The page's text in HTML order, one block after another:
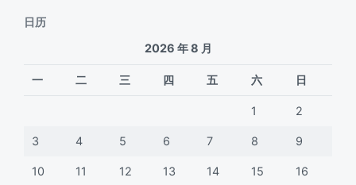
日历
2026 年 8 月
一 二 三 四 五 六 日
1 2
3 4 5 6 7 8 9
10 11 12 13 14 15 16